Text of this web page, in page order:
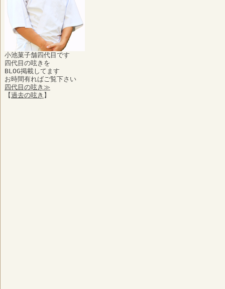
小池菓子舗四代目です
四代目の呟きを
BLOG掲載してます
お時間有ればご覧下さい
四代目の呟き≫
【過去の呟き 】